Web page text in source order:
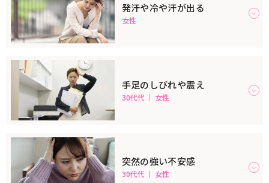
発汗や冷や汗が出る
女性
手足のしびれや震え
30代代 女性
突然の強い不安感
30代代 女性